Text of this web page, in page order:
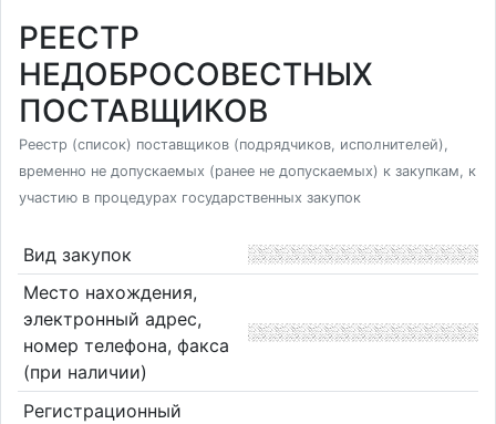
РЕЕСТР
НЕДОБРОСОВЕСТНЫХ
ПОСТАВЩИКОВ
Реестр (список) поставщиков (подрядчиков, исполнителей),
временно не допускаемых (ранее не допускаемых) к закупкам, к
участию в процедурах государственных закупок
Вид закупок
Место нахождения,
электронный адрес,
номер телефона, факса
(при наличии)
Регистрационный